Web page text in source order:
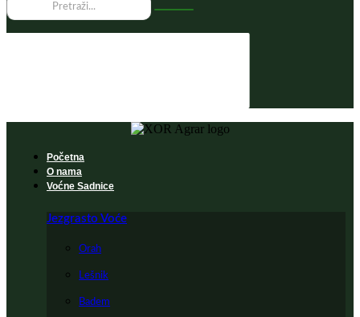
Početna
O nama
Voćne Sadnice
Jezgrasto Voće
Orah
Lešnik
Badem